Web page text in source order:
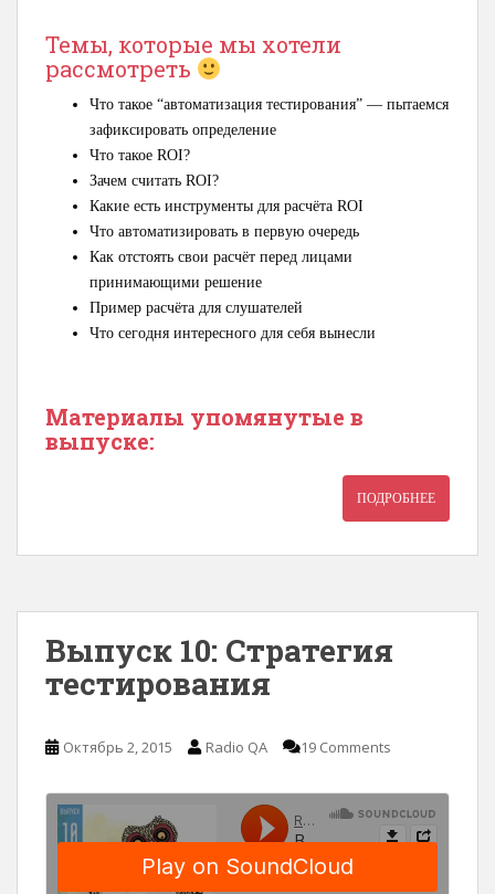
Темы, которые мы хотели
рассмотреть
Что такое “автоматизация тестирования” — пытаемся
зафиксировать определение
Что такое ROI?
Зачем считать ROI?
Какие есть инструменты для расчёта ROI
Что автоматизировать в первую очередь
Как отстоять свои расчёт перед лицами
принимающими решение
Пример расчёта для слушателей
Что сегодня интересного для себя вынесли
Материалы упомянутые в
выпуске:
ПОДРОБНЕЕ
Выпуск 10: Стратегия
тестирования
Октябрь 2, 2015 Radio QA 19 Comments